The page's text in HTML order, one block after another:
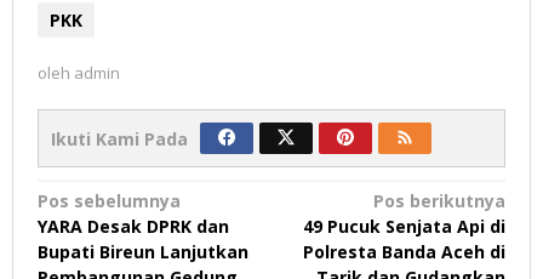
PKK
oleh admin
Ikuti Kami Pada
Navigasi
pos
Pos sebelumnya
YARA Desak DPRK dan
Bupati Bireun Lanjutkan
Pos berikutnya
49 Pucuk Senjata Api di
Polresta Banda Aceh di